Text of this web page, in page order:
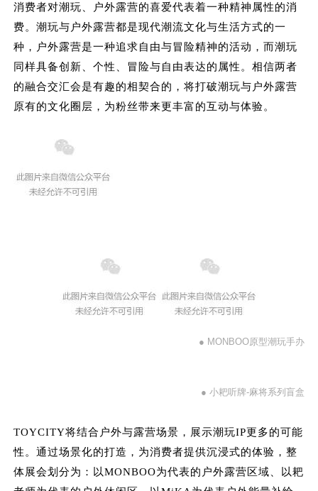
消费者对潮玩、户外露营的喜爱代表着一种精神属性的消
费。潮玩与户外露营都是现代潮流文化与生活方式的一
种，户外露营是一种追求自由与冒险精神的活动，而潮玩
同样具备创新、个性、冒险与自由表达的属性。相信两者
的融合交汇会是有趣的相契合的，将打破潮玩与户外露营
原有的文化圈层，为粉丝带来更丰富的互动与体验。
● MONBOO原型潮玩手办
● 小耙听牌-麻将系列盲盒
TOYCITY将结合户外与露营场景，展示潮玩IP更多的可能
性。通过场景化的打造，为消费者提供沉浸式的体验，整
体展会划分为：以MONBOO为代表的户外露营区域、以耙